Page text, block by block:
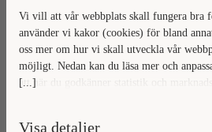
[...]
Vi vill att vår webbplats skall fungera bra
använder vi kakor (cookies) för bland
oss mer om hur vi skall utveckla vår
möjligt. Nedan kan du läsa mer och
att när du godkänner statistik och
Visa detaljer
Gå till startsidan